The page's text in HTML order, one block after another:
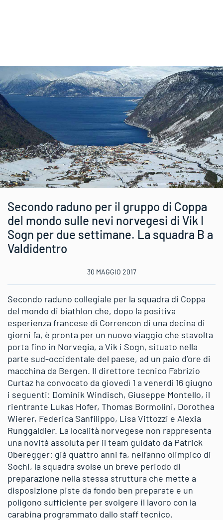
Secondo raduno per il gruppo di Coppa
del mondo sulle nevi norvegesi di Vik I
Sogn per due settimane. La squadra B a
Valdidentro
30 MAGGIO 2017
Secondo raduno collegiale per la squadra di Coppa
del mondo di biathlon che, dopo la positiva
esperienza francese di Correncon di una decina di
giorni fa, è pronta per un nuovo viaggio che stavolta
porta fino in Norvegia, a Vik i Sogn, situato nella
parte sud-occidentale del paese, ad un paio d’ore di
macchina da Bergen. Il direttore tecnico Fabrizio
Curtaz ha convocato da giovedì 1 a venerdì 16 giugno
i seguenti: Dominik Windisch, Giuseppe Montello, il
rientrante Lukas Hofer, Thomas Bormolini, Dorothea
Wierer, Federica Sanfilippo, Lisa Vittozzi e Alexia
Runggaldier. La località norvegese non rappresenta
una novità assoluta per il team guidato da Patrick
Oberegger: già quattro anni fa, nell’anno olimpico di
Sochi, la squadra svolse un breve periodo di
preparazione nella stessa struttura che mette a
disposizione piste da fondo ben preparate e un
poligono sufficiente per svolgere il lavoro con la
carabina programmato dallo staff tecnico.